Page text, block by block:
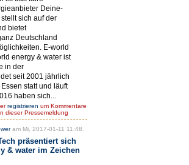
Deine-
sich auf der
bietet
Deutschland
E-world
energy & water ist
in der
seit 2001 jährlich
statt und läuft
haben sich...
registrieren um Kommentare
dieser Pressemeldung
am Mi, 2017-01-11 11:48.
präsentiert sich
& water im Zeichen